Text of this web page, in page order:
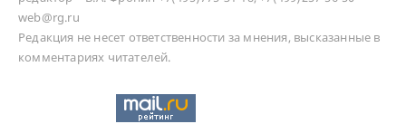
web@rg.ru
Редакция не несет ответственности за мнения, высказанные в
комментариях читателей.